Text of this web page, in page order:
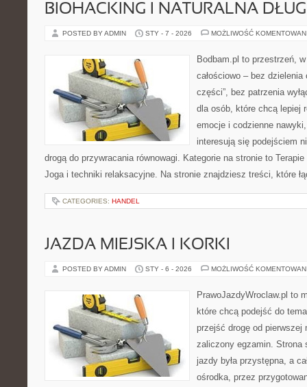
BIOHACKING I NATURALNA
POSTED BY ADMIN STY - 7 - 2026 MOŻLIWOŚĆ
Bodbam.pl to przestrzeń,
całościowo – bez dzielenia
części”, bez patrzenia
dla osób, które chcą lepiej
emocje i codzienne
interesują się podejściem
drogą do przywracania równowagi. Kategorie na stronie to
Joga i techniki relaksacyjne. Na stronie znajdziesz treści, które
CATEGORIES: HANDEL
JAZDA MIEJSKA I KORKI
POSTED BY ADMIN STY - 6 - 2026 MOŻLIWOŚĆ
PrawoJazdyWroclaw.pl to
które chcą podejść do
przejść drogę od pierwszej
zaliczony egzamin. Strona
jazdy była przystępna, a
ośrodka, przez